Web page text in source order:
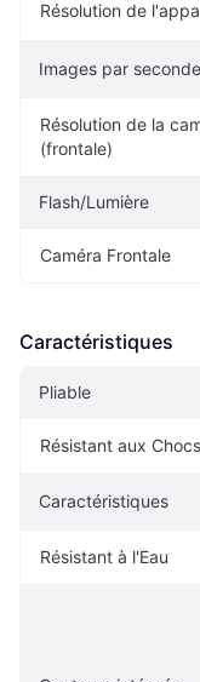
Résolution de
Images par
Résolution de la
(frontale)
Flash/Lumière
Caméra Frontale
Caractéristiques
Pliable
Résistant aux Chocs
Caractéristiques
Résistant à l'Eau